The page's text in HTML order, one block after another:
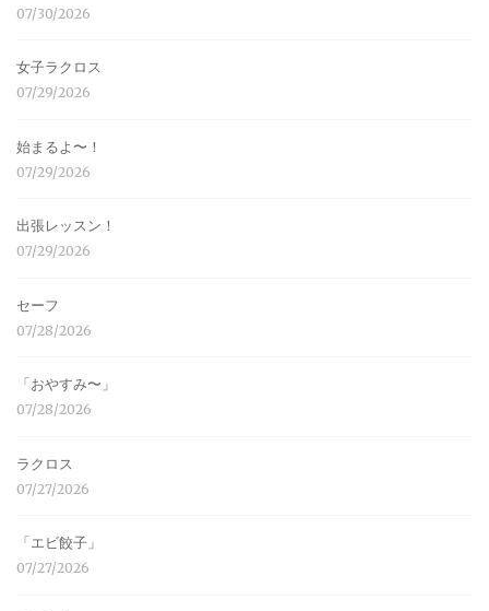
07/30/2026
女子ラクロス
07/29/2026
始まるよ〜！
07/29/2026
出張レッスン！
07/29/2026
セーフ
07/28/2026
「おやすみ〜」
07/28/2026
ラクロス
07/27/2026
「エビ餃子」
07/27/2026